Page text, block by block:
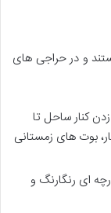
و در حراجی های
کنار ساحل تا
بوت های زمستانی
ای رنگارنگ و